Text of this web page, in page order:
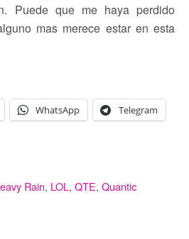
Puede que me haya perdido
mas merece estar en esta
WhatsApp Telegram
Rain, LOL, QTE, Quantic